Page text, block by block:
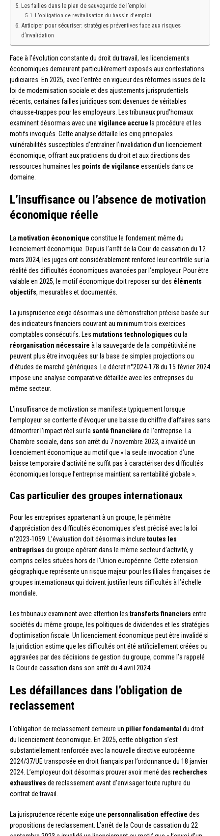
Les failles dans le plan de sauvegarde de l’emploi
L’obligation de revitalisation du bassin d’emploi
Anticiper pour sécuriser: stratégies préventives face aux risques
d’invalidation
Face à l’évolution constante du droit du travail, les licenciements
économiques demeurent particulièrement exposés aux contestations
judiciaires. En 2025, avec l’entrée en vigueur des réformes issues de la
loi de modernisation sociale et des ajustements jurisprudentiels
récents, certaines failles juridiques sont devenues de véritables
chausse-trappes pour les employeurs. Les tribunaux prud’homaux
examinent désormais avec une vigilance accrue la procédure et les
motifs invoqués. Cette analyse détaille les cinq principales
vulnérabilités susceptibles d’entraîner l’invalidation d’un licenciement
économique, offrant aux praticiens du droit et aux directions des
ressources humaines les points de vigilance essentiels dans ce
domaine.
L’insuffisance ou l’absence de motivation
économique réelle
La motivation économique constitue le fondement même du
licenciement économique. Depuis l’arrêt de la Cour de cassation du 12
mars 2024, les juges ont considérablement renforcé leur contrôle sur la
réalité des difficultés économiques avancées par l’employeur. Pour être
valable en 2025, le motif économique doit reposer sur des éléments
objectifs, mesurables et documentés.
La jurisprudence exige désormais une démonstration précise basée sur
des indicateurs financiers couvrant au minimum trois exercices
comptables consécutifs. Les mutations technologiques ou la
réorganisation nécessaire à la sauvegarde de la compétitivité ne
peuvent plus être invoquées sur la base de simples projections ou
d’études de marché génériques. Le décret n°2024-178 du 15 février 2024
impose une analyse comparative détaillée avec les entreprises du
même secteur.
L’insuffisance de motivation se manifeste typiquement lorsque
l’employeur se contente d’évoquer une baisse du chiffre d’affaires sans
démontrer l’impact réel sur la santé financière de l’entreprise. La
Chambre sociale, dans son arrêt du 7 novembre 2023, a invalidé un
licenciement économique au motif que « la seule invocation d’une
baisse temporaire d’activité ne suffit pas à caractériser des difficultés
économiques lorsque l’entreprise maintient sa rentabilité globale ».
Cas particulier des groupes internationaux
Pour les entreprises appartenant à un groupe, le périmètre
d’appréciation des difficultés économiques s’est précisé avec la loi
n°2023-1059. L’évaluation doit désormais inclure toutes les
entreprises du groupe opérant dans le même secteur d’activité, y
compris celles situées hors de l’Union européenne. Cette extension
géographique représente un risque majeur pour les filiales françaises de
groupes internationaux qui doivent justifier leurs difficultés à l’échelle
mondiale.
Les tribunaux examinent avec attention les transferts financiers entre
sociétés du même groupe, les politiques de dividendes et les stratégies
d’optimisation fiscale. Un licenciement économique peut être invalidé si
la juridiction estime que les difficultés ont été artificiellement créées ou
aggravées par des décisions de gestion du groupe, comme l’a rappelé
la Cour de cassation dans son arrêt du 4 avril 2024.
Les défaillances dans l’obligation de
reclassement
L’obligation de reclassement demeure un pilier fondamental du droit
du licenciement économique. En 2025, cette obligation s’est
substantiellement renforcée avec la nouvelle directive européenne
2024/37/UE transposée en droit français par l’ordonnance du 18 janvier
2024. L’employeur doit désormais prouver avoir mené des recherches
exhaustives de reclassement avant d’envisager toute rupture du
contrat de travail.
La jurisprudence récente exige une personnalisation effective des
propositions de reclassement. L’arrêt de la Cour de cassation du 22